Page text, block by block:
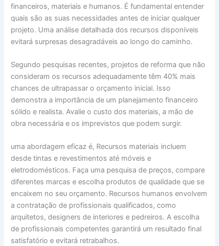
financeiros, materiais e humanos. É fundamental entender
quais são as suas necessidades antes de iniciar qualquer
projeto. Uma análise detalhada dos recursos disponíveis
evitará surpresas desagradáveis ao longo do caminho.
Segundo pesquisas recentes, projetos de reforma que não
consideram os recursos adequadamente têm 40% mais
chances de ultrapassar o orçamento inicial. Isso
demonstra a importância de um planejamento financeiro
sólido e realista. Avalie o custo dos materiais, a mão de
obra necessária e os imprevistos que podem surgir.
uma abordagem eficaz é, Recursos materiais incluem
desde tintas e revestimentos até móveis e
eletrodomésticos. Faça uma pesquisa de preços, compare
diferentes marcas e escolha produtos de qualidade que se
encaixem no seu orçamento. Recursos humanos envolvem
a contratação de profissionais qualificados, como
arquitetos, designers de interiores e pedreiros. A escolha
de profissionais competentes garantirá um resultado final
satisfatório e evitará retrabalhos.